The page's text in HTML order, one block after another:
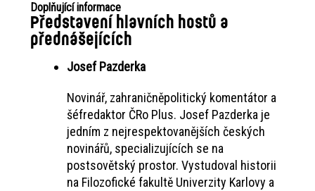
Doplňující informace
Představení hlavních hostů a
přednášejících
Josef Pazderka
Novinář, zahraničněpolitický komentátor a
šéfredaktor ČRo Plus. Josef Pazderka je
jedním z nejrespektovanějších českých
novinářů, specializujících se na
postsovětský prostor. Vystudoval historii
na Filozofické fakultě Univerzity Karlovy a